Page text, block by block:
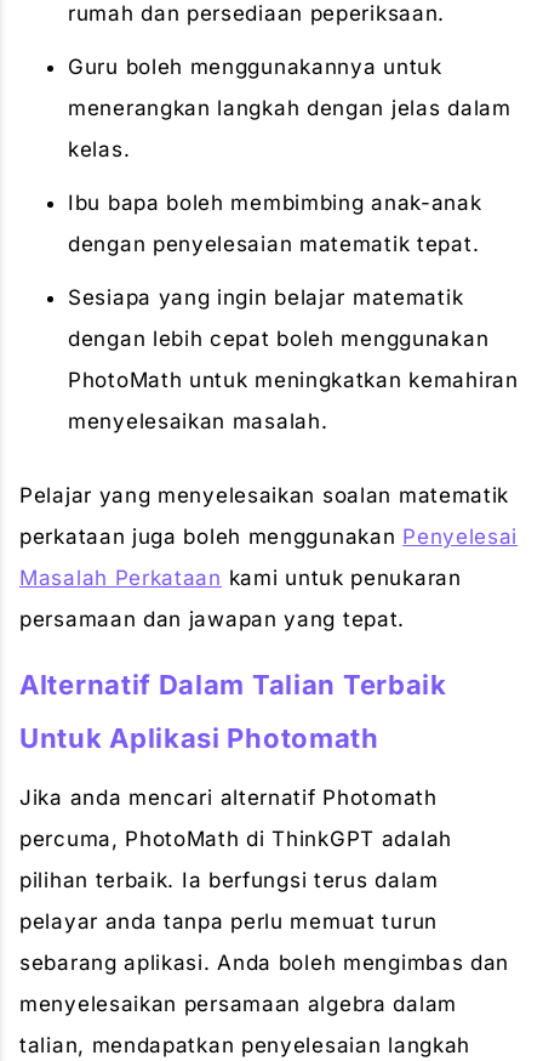
rumah dan persediaan peperiksaan.
Guru boleh menggunakannya untuk
menerangkan langkah dengan jelas dalam
kelas.
Ibu bapa boleh membimbing anak-anak
dengan penyelesaian matematik tepat.
Sesiapa yang ingin belajar matematik
dengan lebih cepat boleh menggunakan
PhotoMath untuk meningkatkan kemahiran
menyelesaikan masalah.
Pelajar yang menyelesaikan soalan matematik
perkataan juga boleh menggunakan Penyelesai
Masalah Perkataan kami untuk penukaran
persamaan dan jawapan yang tepat.
Alternatif Dalam Talian Terbaik
Untuk Aplikasi Photomath
Jika anda mencari alternatif Photomath
percuma, PhotoMath di ThinkGPT adalah
pilihan terbaik. Ia berfungsi terus dalam
pelayar anda tanpa perlu memuat turun
sebarang aplikasi. Anda boleh mengimbas dan
menyelesaikan persamaan algebra dalam
talian, mendapatkan penyelesaian langkah